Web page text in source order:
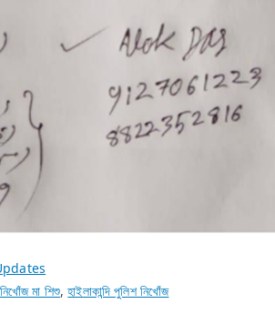
মা শিশু,হাইলাকান্দি পুলিশ নিখোঁজ